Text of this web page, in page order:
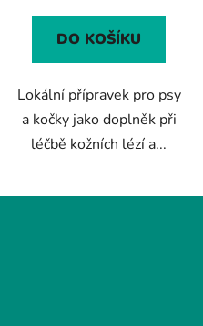
z
DO KOŠÍKU
Lokální přípravek pro psy
a kočky jako doplněk při
léčbě kožních lézí a...